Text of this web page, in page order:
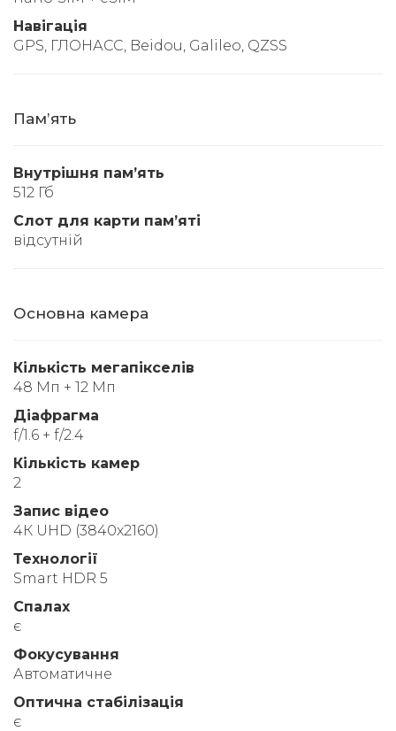
Навігація
GPS, ГЛОНАСС, Beidou, Galileo, QZSS
Памʼять
Внутрішня памʼять
512 Гб
Слот для карти памʼяті
відсутній
Основна камера
Кількість мегапікселів
48 Мп + 12 Мп
Діафрагма
f/1.6 + f/2.4
Кількість камер
2
Запис відео
4К UHD (3840x2160)
Технології
Smart HDR 5
Спалах
є
Фокусування
Автоматичне
Оптична стабілізація
є